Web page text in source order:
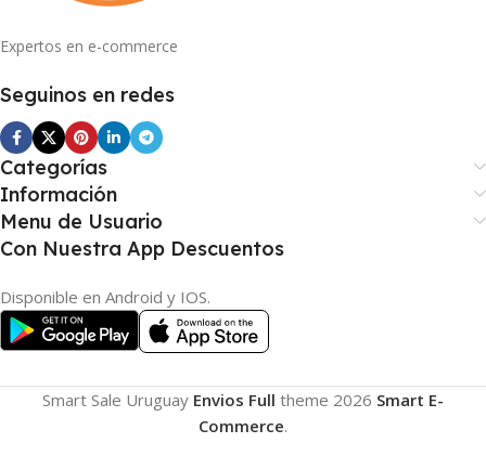
Expertos en e-commerce
Seguinos en redes
Categorías
Información
Menu de Usuario
Con Nuestra App Descuentos
Disponible en Android y IOS.
Smart Sale Uruguay Envios Full theme 2026 Smart E-
Commerce.